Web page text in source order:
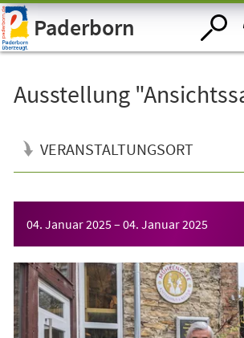
Visuelle
Assistenzsoftware
öffnen.Paderborn
Ausstellung
VERANSTALTUNGSORT
04. Januar 2025– 04. Januar 2025